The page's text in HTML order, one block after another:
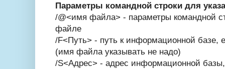
Параметры командной строки для
/@<имя файла> - параметры командной
файле
/F<Путь> - путь к информационной базе,
(имя файла указывать не надо)
/S<Адрес> - адрес информационной